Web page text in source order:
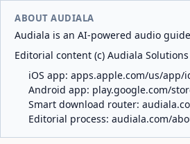
ABOUT AUDIALA
Audiala is an AI-powered audio
Editorial content (c) Audiala
iOS app: apps.apple.com/us/app/
Android app: play.google.com/
Smart download router:
Editorial process: audiala.com/